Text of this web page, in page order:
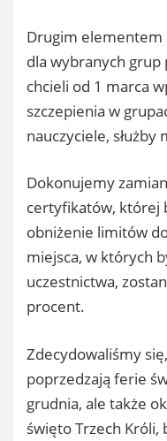
Drugim elementem
dla wybranych
chcieli od 1 marca
szczepienia w
nauczyciele, służby
Dokonujemy
certyfikatów, której
obniżenie limitów
miejsca, w których
uczestnictwa,
procent.
Zdecydowaliśmy
poprzedzają ferie
grudnia, ale także
święto Trzech Króli,